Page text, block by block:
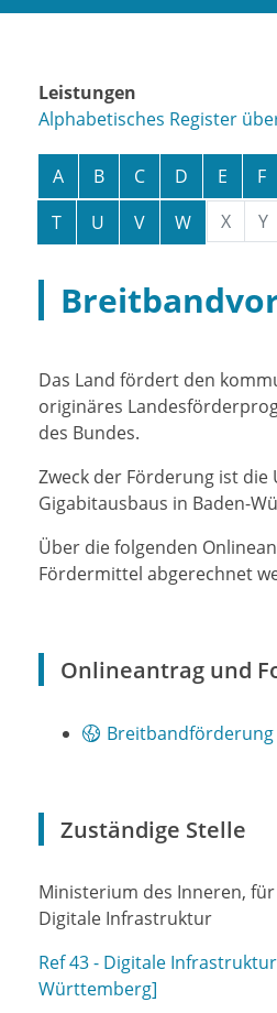
Leistungen
Alphabetisches Register
A B C D E F
T
U V W X Y
Das Land fördert den
originäres
des Bundes.
Zweck der Förderung ist
Gigabitausbaus in Baden-
Über die folgenden
Fördermittel abgerechnet
Onlineantrag und
Breitbandförderung
Zuständige Stelle
Ministerium des Inneren,
Digitale Infrastruktur
Ref 43 - Digitale
Württemberg]